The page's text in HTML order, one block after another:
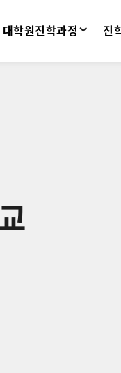
대학원진학과정 진